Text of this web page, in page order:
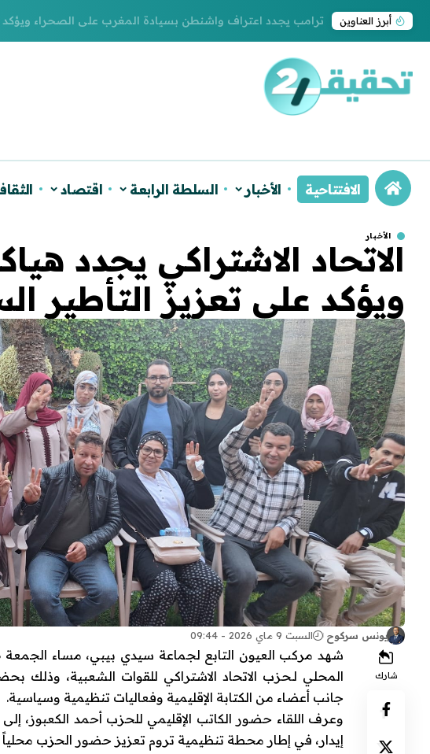
أبرز العناوين ترامب يجدد اعتراف واشنطن بسيادة المغرب على الصحراء ويؤكد
الافتتاحية الأخبار السلطة الرابعة اقتصاد
الأخبار
الاتحاد الاشتراكي يجدد
ويؤكد على تعزيز التأطير
يونس سركوح السبت 9 ماي 2026 - 09:44
شارك
المحلي لـحزب الاتحاد الاشتراكي للقوات الشعبية،
جانب أعضاء من الكتابة الإقليمية وفعاليات تنظيمية وسياسية.
وعرف اللقاء حضور الكاتب الإقليمي للحزب أحمد الكعبوز،
إيدار، في إطار محطة تنظيمية تروم تعزيز حضور الحزب محلياً